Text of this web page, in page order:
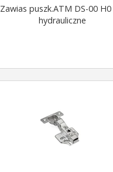
Zawias puszk.ATM DS-00 H0
hydrauliczne